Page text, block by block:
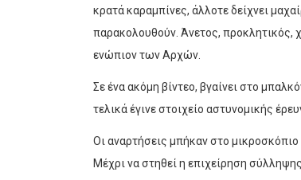
κρατά καραμπίνες, άλλοτε δείχνει
παρακολουθούν. Άνετος, προκλητικός,
ενώπιον των Αρχών.
Σε ένα ακόμη βίντεο, βγαίνει στο
τελικά έγινε στοιχείο αστυνομικής
Οι αναρτήσεις μπήκαν στο μικροσκόπιο
Μέχρι να στηθεί η επιχείρηση